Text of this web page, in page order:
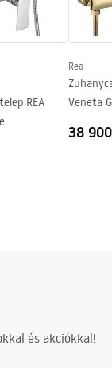
REA
Rea
Veneta
38
és akciókkal!